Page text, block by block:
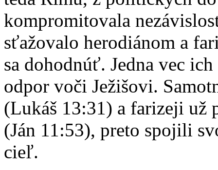
kompromitovala
sťažovalo herodiánom a
sa dohodnúť. Jedna vec
odpor voči Ježišovi.
(Lukáš 13:31) a farizeji už
(Ján 11:53), preto spojili
cieľ.